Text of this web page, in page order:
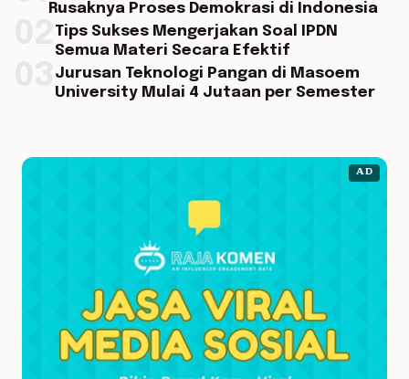
Rusaknya Proses Demokrasi di Indonesia
Tips Sukses Mengerjakan Soal IPDN
Semua Materi Secara Efektif
Jurusan Teknologi Pangan di Masoem
University Mulai 4 Jutaan per Semester
AD